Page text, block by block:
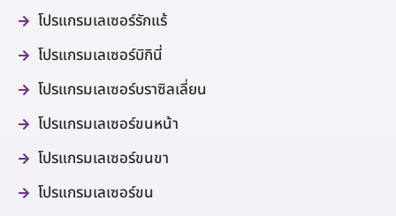
โปรแกรมเลเซอร์รักแร้
โปรแกรมเลเซอร์บิกินี่
โปรแกรมเลเซอร์บราซิลเลี่ยน
โปรแกรมเลเซอร์ขนหน้า
โปรแกรมเลเซอร์ขนขา
โปรแกรมเลเซอร์ขน